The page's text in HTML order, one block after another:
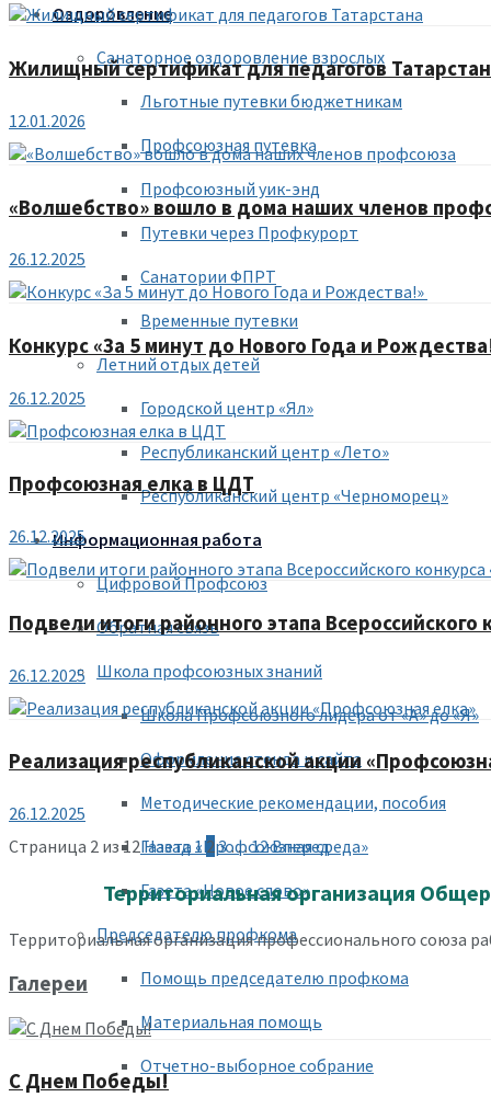
Оздоровление
Санаторное оздоровление взрослых
Льготные путевки бюджетникам
Профсоюзная путевка
Профсоюзный уик-энд
Путевки через Профкурорт
Санатории ФПРТ
Временные путевки
Летний отдых детей
Городской центр «Ял»
Республиканский центр «Лето»
Республиканский центр «Черноморец»
Информационная работа
Цифровой Профсоюз
Обратная связь
Школа профсоюзных знаний
Школа Профсоюзного лидера от «А» до «Я»
Оформление стенда и сайта
Методические рекомендации, пособия
Газета «Профсоюзная среда»
Газета «Новое слово»
Председателю профкома
Помощь председателю профкома
Материальная помощь
Отчетно-выборное собрание
Жилищный сертификат для педагогов
12.01.2026
«Волшебство» вошло в дома наших членов
26.12.2025
Конкурс «За 5 минут до Нового Года и
26.12.2025
Профсоюзная елка в ЦДТ
26.12.2025
Подвели итоги районного этапа Всероссийского
26.12.2025
Реализация республиканской акции
26.12.2025
Страница 2 из 12Назад 1 23… 12Вперед
Территориальная организация
Территориальная организация профессионального союза
Галереи
С Днем Победы!